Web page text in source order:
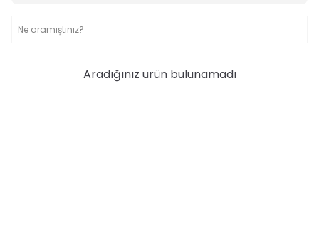
Aradığınız ürün bulunamadı